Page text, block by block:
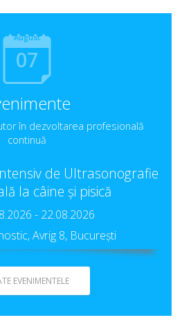
August
07
în dezvoltarea profesională
continuă
de Ultrasonografie
la câine și pisică
- 22.08.2026
Avrig 8, București
EVENIMENTELE